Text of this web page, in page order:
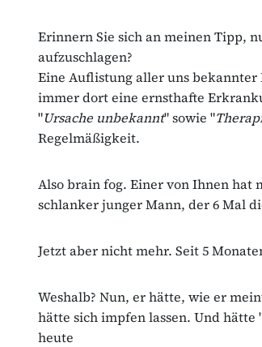
Erinnern Sie sich an meinen Tipp,
aufzuschlagen?
Eine Auflistung aller uns
immer dort eine ernsthafte
"Ursache unbekannt" sowie "
Regelmäßigkeit.
Also brain fog. Einer von Ihnen hat
schlanker junger Mann, der 6 Mal
Jetzt aber nicht mehr. Seit 5
Weshalb? Nun, er hätte, wie er
hätte sich impfen lassen. Und hätte
heute